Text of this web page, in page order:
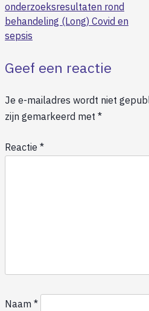
onderzoeksresultaten rond
behandeling (Long) Covid en
sepsis
Geef een reactie
Je e-mailadres wordt niet
zijn gemarkeerd met *
Reactie *
Naam *